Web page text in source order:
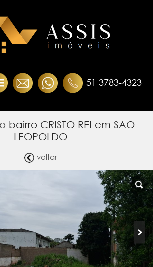
51 3783-4323
bairro CRISTO REI em SAO
LEOPOLDO
voltar